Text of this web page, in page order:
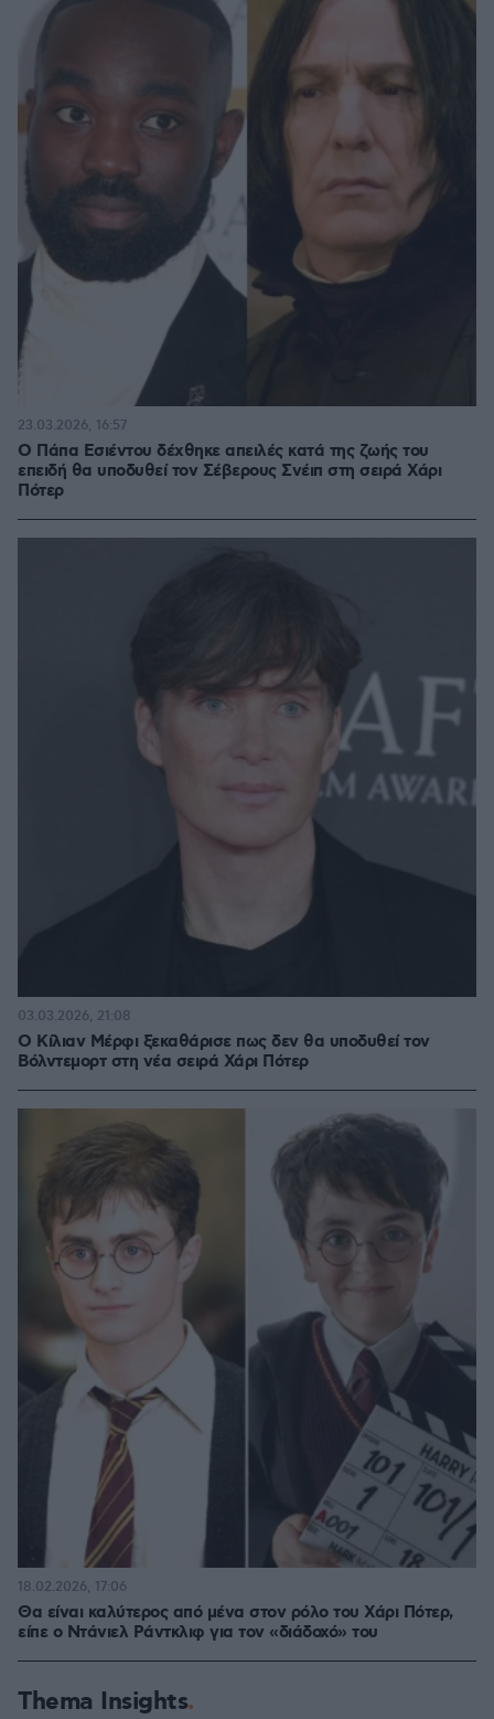
Ο Πάπα Εσιέντου δέχθηκε απειλές κατά της ζωής του
επειδή θα υποδυθεί τον Σέβερους Σνέιπ στη σειρά Χάρι
Πότερ
23.03.2026, 16:57
Ο Κίλιαν Μέρφι ξεκαθάρισε πως δεν θα υποδυθεί τον
Βόλντεμορτ στη νέα σειρά Χάρι Πότερ
03.03.2026, 21:08
Θα είναι καλύτερος από μένα στον ρόλο του Χάρι Πότερ,
είπε ο Ντάνιελ Ράντκλιφ για τον «διάδοχό» του
18.02.2026, 17:06
Thema Insights